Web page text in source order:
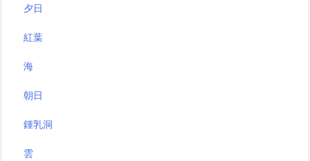
夕日
紅葉
海
朝日
鍾乳洞
雲